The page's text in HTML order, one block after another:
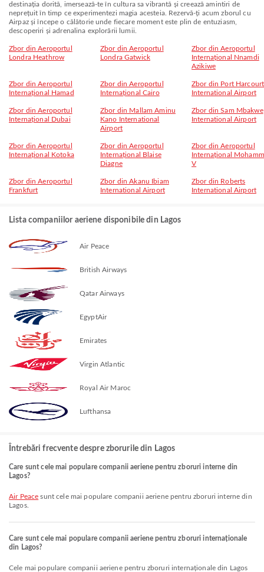
destinația dorită, imersează-te în cultura sa vibrantă și creează amintiri de
neprețuit în timp ce experimentezi magia acesteia. Rezervă-ți acum zborul cu
Airpaz și începe o călătorie unde fiecare moment este plin de entuziasm,
descoperiri și adrenalina explorării lumii.
Zbor din Aeroportul
Londra Heathrow
Zbor din Aeroportul
Londra Gatwick
Zbor din Aeroportul
Internațional Nnamdi
Azikiwe
Zbor din Aeroportul
Internațional Hamad
Zbor din Aeroportul
Internațional Cairo
Zbor din Port Harcourt
International Airport
Zbor din Aeroportul
Internațional Dubai
Zbor din Mallam Aminu
Kano International
Airport
Zbor din Sam Mbakwe
International Airport
Zbor din Aeroportul
Internațional Kotoka
Zbor din Aeroportul
Internațional Blaise
Diagne
Zbor din Aeroportul
Internațional
V
Zbor din Aeroportul
Frankfurt
Zbor din Akanu Ibiam
International Airport
Zbor din Roberts
International Airport
Lista companiilor aeriene disponibile din Lagos
Air Peace
British Airways
Qatar Airways
EgyptAir
Emirates
Virgin Atlantic
Royal Air Maroc
Lufthansa
Întrebări frecvente despre zborurile din Lagos
Care sunt cele mai populare companii aeriene pentru zboruri interne din
Lagos?
Air Peace sunt cele mai populare companii aeriene pentru zboruri interne din
Lagos.
Care sunt cele mai populare companii aeriene pentru zboruri internaționale
din Lagos?
Cele mai populare companii aeriene pentru zboruri internaționale din Lagos